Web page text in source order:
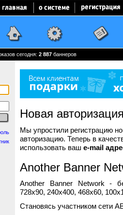
сегодня: 2 887 баннеров
Новая
Мы упростили регистрацию
авторизацию. Теперь в
использовать ваш e-mail
Another Banner
Another Banner Network -
728x90, 240x400, 468x60,
Становясь участником сети